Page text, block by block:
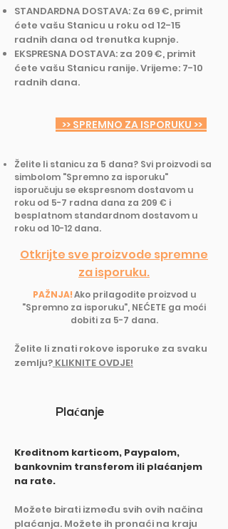
STANDARDNA DOSTAVA: Za 69 €, primit
ćete vašu Stanicu u roku od 12-15
radnih dana od trenutka kupnje.
EKSPRESNA DOSTAVA: za 209 €, primit
ćete vašu Stanicu ranije. Vrijeme: 7-10
radnih dana.
>> SPREMNO ZA ISPORUKU >>
Želite li stanicu za 5 dana? Svi proizvodi sa
simbolom "Spremno za isporuku"
isporučuju se ekspresnom dostavom u
roku od 5-7 radna dana za 209 € i
besplatnom standardnom dostavom u
roku od 10-12 dana.
Otkrijte sve proizvode spremne
za isporuku.
PAŽNJA!Ako prilagodite proizvod u
"Spremno za isporuku", NEĆETE ga moći
dobiti za 5-7 dana.
Želite li znati rokove isporuke za svaku
zemlju? KLIKNITE OVDJE!
Plaćanje
Kreditnom karticom, Paypalom,
bankovnim transferom ili plaćanjem
na rate.
Možete birati između svih ovih načina
plaćanja. Možete ih pronaći na kraju